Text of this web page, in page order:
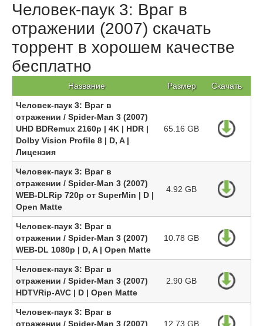
Человек-паук 3: Враг в
отражении (2007) скачать
торрент в хорошем качестве
бесплатно
Название Размер Скачать
Человек-паук 3: Враг в
отражении / Spider-Man 3 (2007)
UHD BDRemux 2160p | 4K | HDR |
Dolby Vision Profile 8 | D, A |
Лицензия
65.16 GB
Человек-паук 3: Враг в
отражении / Spider-Man 3 (2007)
WEB-DLRip 720p от SuperMin | D |
Open Matte
4.92 GB
Человек-паук 3: Враг в
отражении / Spider-Man 3 (2007)
WEB-DL 1080p | D, A | Open Matte
10.78 GB
Человек-паук 3: Враг в
отражении / Spider-Man 3 (2007)
HDTVRip-AVC | D | Open Matte
2.90 GB
Человек-паук 3: Враг в
отражении / Spider-Man 3 (2007)
12.73 GB